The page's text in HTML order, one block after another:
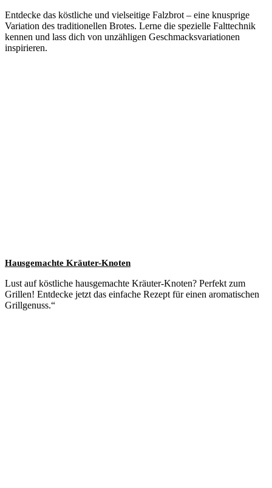
Entdecke das köstliche und vielseitige Falzbrot – eine knusprige
Variation des traditionellen Brotes. Lerne die spezielle Falttechnik
kennen und lass dich von unzähligen Geschmacksvariationen
inspirieren.
Hausgemachte Kräuter-Knoten
Lust auf köstliche hausgemachte Kräuter-Knoten? Perfekt zum
Grillen! Entdecke jetzt das einfache Rezept für einen aromatischen
Grillgenuss.“